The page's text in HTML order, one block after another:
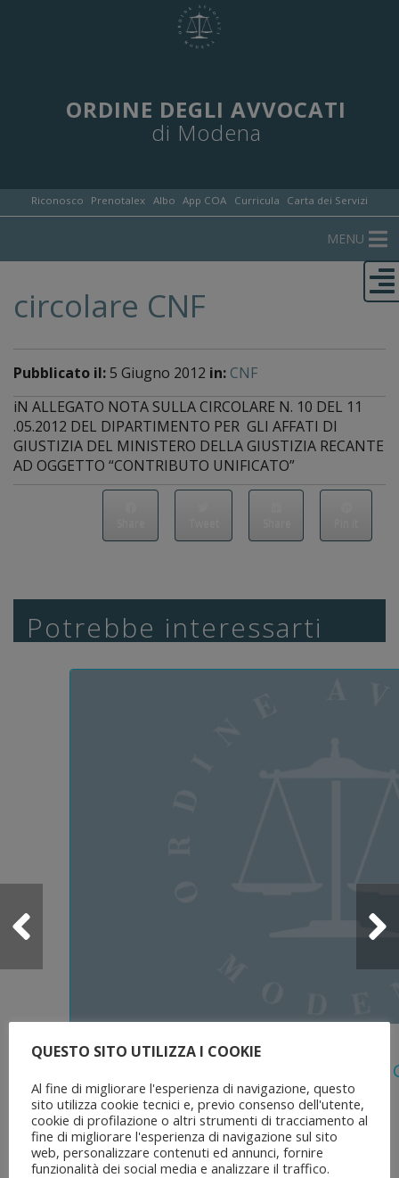
ORDINE DEGLI AVVOCATI
di Modena
Riconosco Prenotalex Albo App COA Curricula Carta dei Servizi
MENU
circolare CNF
Pubblicato il: 5 Giugno 2012 in: CNF
iN ALLEGATO NOTA SULLA CIRCOLARE N. 10 DEL 11
.05.2012 DEL DIPARTIMENTO PER GLI AFFATI DI
GIUSTIZIA DEL MINISTERO DELLA GIUSTIZIA RECANTE
AD OGGETTO “CONTRIBUTO UNIFICATO”
Potrebbe interessarti
5 Agosto 2026
Legge 28 Luglio 2026 N. 137 “delega
Dell’ordinamento Forense”
QUESTO SITO UTILIZZA I COOKIE
Al fine di migliorare l'esperienza di navigazione, questo
sito utilizza cookie tecnici e, previo consenso dell'utente,
cookie di profilazione o altri strumenti di tracciamento al
fine di migliorare l'esperienza di navigazione sul sito
web, personalizzare contenuti ed annunci, fornire
funzionalità dei social media e analizzare il traffico.